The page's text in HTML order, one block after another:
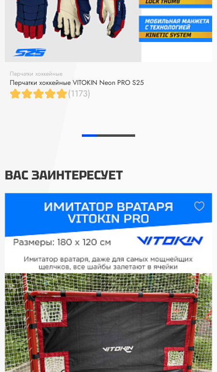
Перчатки хоккейные
Перчатки хоккейные VITOKIN Neon PRO S25
(1173)
ВАС ЗАИНТЕРЕСУЕТ